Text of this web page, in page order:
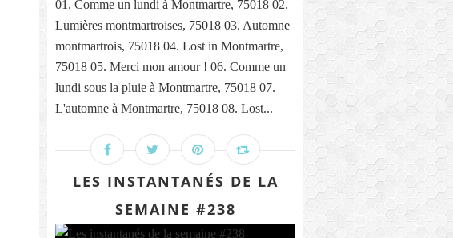
01. Comme un lundi à Montmartre, 75018 02.
Lumières montmartroises, 75018 03. Automne
montmartrois, 75018 04. Lost in Montmartre,
75018 05. Merci mon amour ! 06. Comme un
lundi sous la pluie à Montmartre, 75018 07.
L'automne à Montmartre, 75018 08. Lost...
LES INSTANTANÉS DE LA
SEMAINE #238